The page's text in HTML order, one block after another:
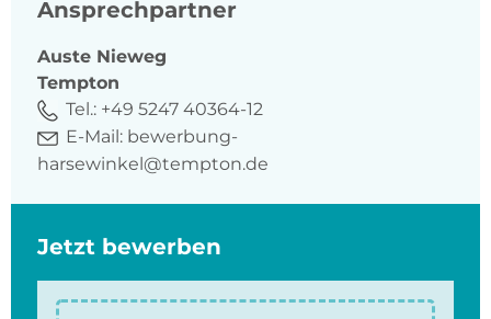
Ansprechpartner
Auste Nieweg
Tempton
Tel.: +49 5247 40364-12
E-Mail: bewerbung-
harsewinkel@tempton.de
Jetzt bewerben